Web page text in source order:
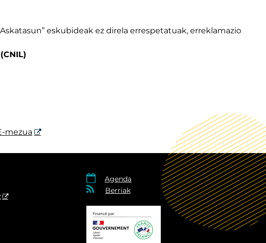
eskubideak ez direla errespetatuak, erreklamazio
mezua
 Agenda
 Berriak